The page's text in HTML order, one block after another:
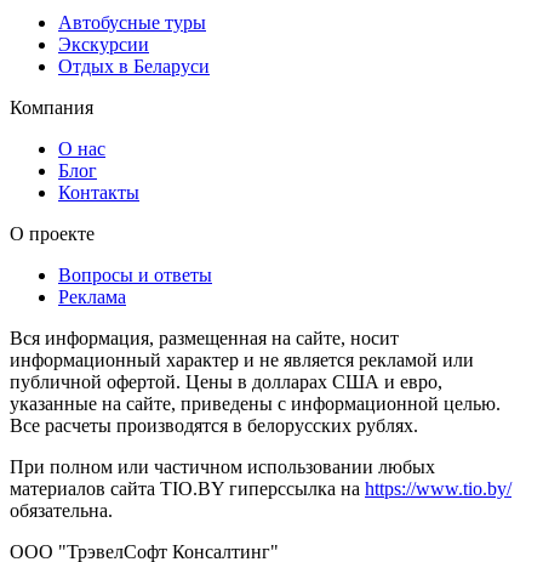
Автобусные туры
Экскурсии
Отдых в Беларуси
Компания
О нас
Блог
Контакты
О проекте
Вопросы и ответы
Реклама
Вся информация, размещенная на сайте, носит
информационный характер и не является рекламой или
публичной офертой. Цены в долларах США и евро,
указанные на сайте, приведены с информационной целью.
Все расчеты производятся в белорусских рублях.
При полном или частичном использовании любых
материалов сайта TIO.BY гиперссылка на https://www.tio.by/
обязательна.
ООО "ТрэвелСофт Консалтинг"